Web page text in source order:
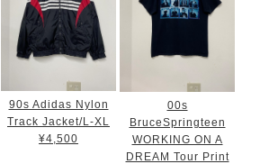
90s Adidas Nylon
Track Jacket/L-XL
¥4,500
00s
BruceSpringteen
WORKING ON A
DREAM Tour Print